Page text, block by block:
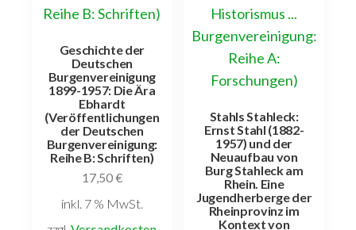
Geschichte der
Deutschen
Burgenvereinigung
1899-1957: Die Ära
Ebhardt
(Veröffentlichungen
der Deutschen
Burgenvereinigung:
Reihe B: Schriften)
17,50€
inkl. 7 % MwSt.
Stahls Stahleck:
Ernst Stahl (1882-
1957) und der
Neuaufbau von
Burg Stahleck am
Rhein. Eine
Jugendherberge der
Rheinprovinz im
Kontext von